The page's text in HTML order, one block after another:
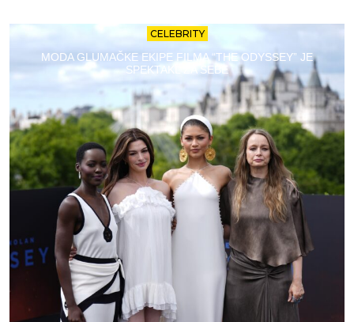
CELEBRITY
MODA GLUMAČKE EKIPE FILMA “THE ODYSSEY” JE
SPEKTAKL ZA SEBE